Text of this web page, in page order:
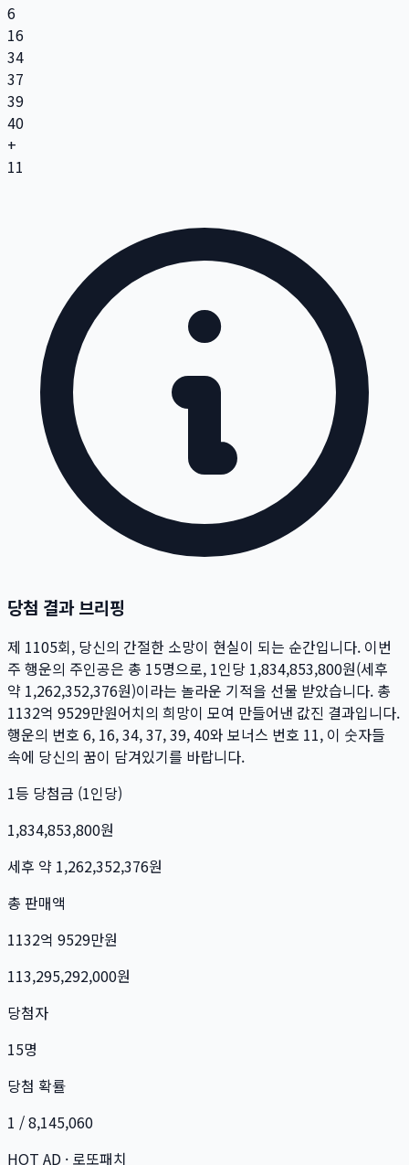
6
16
34
37
39
40
+
11
당첨 결과 브리핑
제 1105회, 당신의 간절한 소망이 현실이 되는 순간입니다. 이번
주 행운의 주인공은 총 15명으로, 1인당 1,834,853,800원(세후
약 1,262,352,376원)이라는 놀라운 기적을 선물 받았습니다. 총
1132억 9529만원어치의 희망이 모여 만들어낸 값진 결과입니다.
행운의 번호 6, 16, 34, 37, 39, 40와 보너스 번호 11, 이 숫자들
속에 당신의 꿈이 담겨있기를 바랍니다.
1등 당첨금 (1인당)
1,834,853,800원
세후 약 1,262,352,376원
총 판매액
1132억 9529만원
113,295,292,000원
당첨자
15명
당첨 확률
1 / 8,145,060
HOT AD · 로또패치